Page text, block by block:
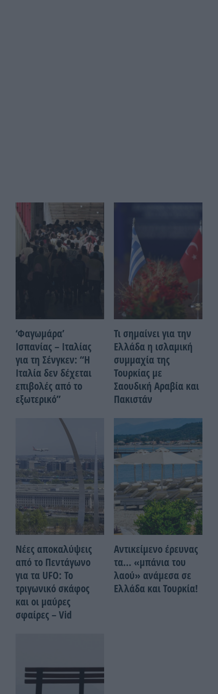
‘Φαγωμάρα’
Ισπανίας – Ιταλίας
για τη Σένγκεν: “Η
Ιταλία δεν δέχεται
επιβολές από το
εξωτερικό”
Τι σημαίνει για την
Ελλάδα η ισλαμική
συμμαχία της
Τουρκίας με
Σαουδική Αραβία και
Πακιστάν
Νέες αποκαλύψεις
από το Πεντάγωνο
για τα UFO: Το
τριγωνικό σκάφος
και οι μαύρες
σφαίρες – Vid
Αντικείμενο έρευνας
τα… «μπάνια του
λαού» ανάμεσα σε
Ελλάδα και Τουρκία!